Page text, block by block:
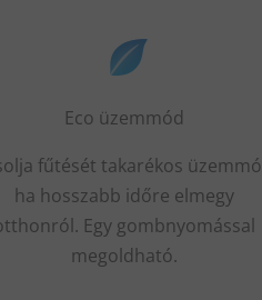
Eco üzemmód
fűtését takarékos
ha hosszabb időre elmegy
Egy gombnyomással
megoldható.